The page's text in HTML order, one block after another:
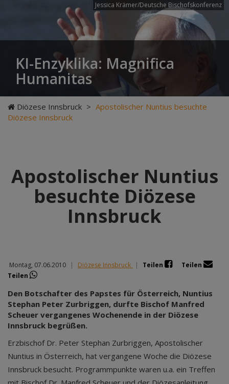
Jessica Krämer/Deutsche Bischofskonferenz
KI-Enzyklika: Magnifica
Humanitas
Diözese Innsbruck > Apostolischer Nuntius besuchte
Diözese Innsbruck
Apostolischer Nuntius
besuchte Diözese
Innsbruck
Montag, 07.06.2010 | Diözese Innsbruck | Teilen
Teilen
Teilen
Den Botschafter des Papstes für Österreich, Nuntius
Stephan Peter Zurbriggen, durfte Bischof Manfred
Scheuer vergangenes Wochenende in der Diözese
Innsbruck begrüßen.
Erzbischof Dr. Peter Stephan Zurbriggen, Apostolischer
Nuntius in Österreich, hat vergangene Woche die Diözese
Innsbruck besucht. Programmpunkte waren u.a. ein Treffen